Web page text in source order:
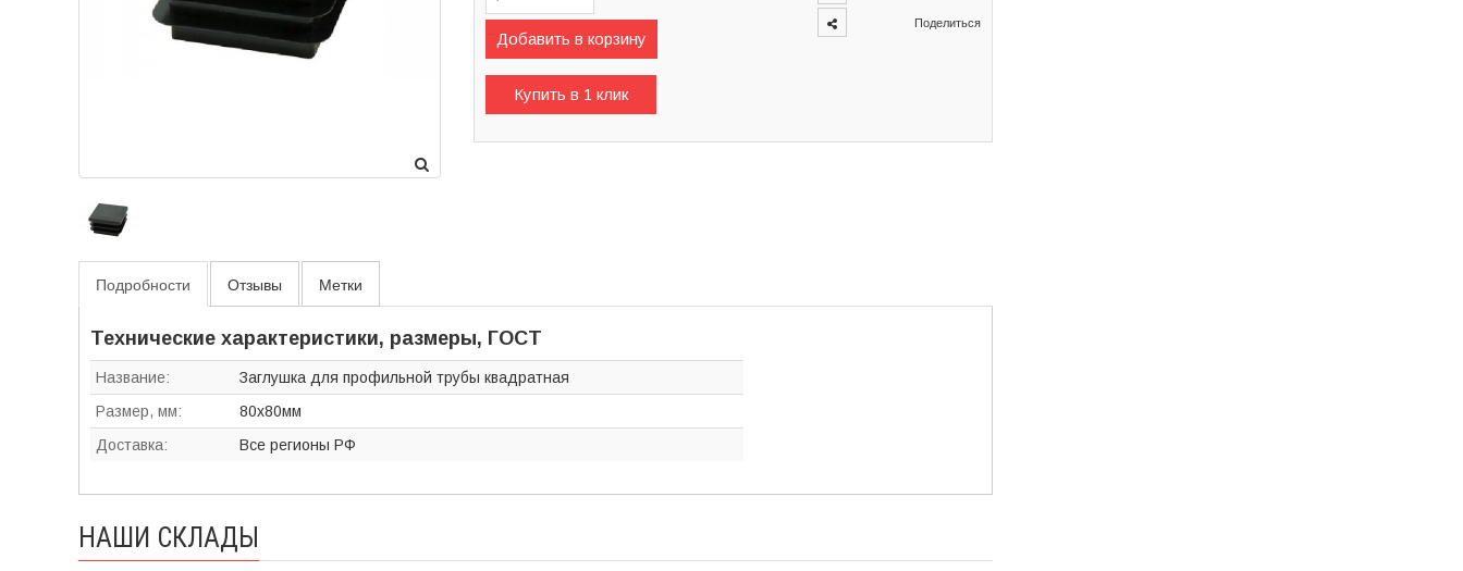
Добавить в корзину
Поделиться
Купить в 1 клик
Подробности Отзывы Метки
Технические характеристики, размеры, ГОСТ
Название:
Заглушка для профильной трубы квадратная
Размер, мм:
80х80мм
Доставка:
Все регионы РФ
НАШИ СКЛАДЫ